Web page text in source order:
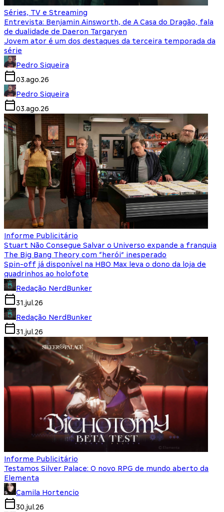
Séries, TV e Streaming
Entrevista: Benjamin Ainsworth, de A Casa do Dragão, fala
de dualidade de Daeron Targaryen
Jovem ator é um dos destaques da terceira temporada da
série
Pedro Siqueira
03.ago.26
Pedro Siqueira
03.ago.26
Informe Publicitário
Stuart Não Consegue Salvar o Universo expande a franquia
The Big Bang Theory com “herói” inesperado
Spin-off já disponível na HBO Max leva o dono da loja de
quadrinhos ao holofote
Redação NerdBunker
31.jul.26
Redação NerdBunker
31.jul.26
Informe Publicitário
Testamos Silver Palace: O novo RPG de mundo aberto da
Elementa
Camila Hortencio
30.jul.26